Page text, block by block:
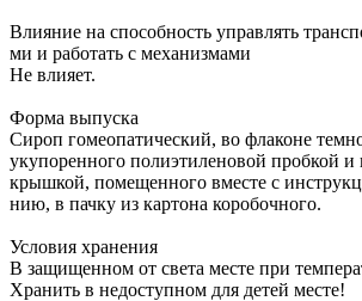
Вли­я­ние на спо­соб­ность управ­лять
ми и ра­бо­тать с ме­ха­низ­ма­ми
Не вли­я­ет.
Фор­ма вы­пус­ка
Си­роп го­мео­па­ти­че­ский, во фла­ко­не
уку­по­рен­но­го по­ли­эти­ле­но­вой проб­кой и
крыш­кой, по­ме­щен­но­го вме­сте с
нию, в пач­ку из кар­то­на ко­ро­боч­но­го.
Усло­вия хра­не­ния
В за­щи­щен­ном от све­та ме­сте при
Хра­нить в не­до­ступ­ном для де­тей ме­сте!